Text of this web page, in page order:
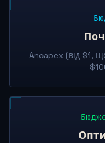
Ancapex (від $1,